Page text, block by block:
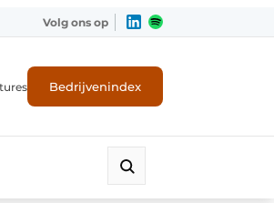
Volg ons op
Bedrijvenindex